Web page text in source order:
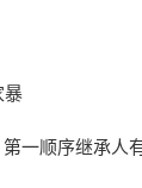
暴
一顺序继承人有